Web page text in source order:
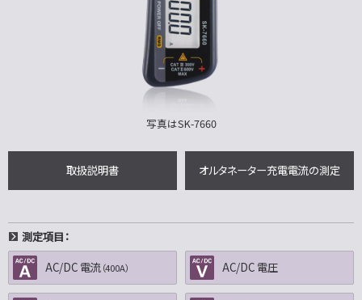
写真はSK-7660
取扱説明書 オルタネーター充電電流の測定
測定項目：
AC/DC 電流（400A） AC/DC 電圧